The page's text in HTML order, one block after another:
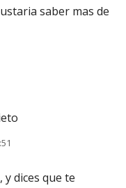
saber mas de
y dices que te